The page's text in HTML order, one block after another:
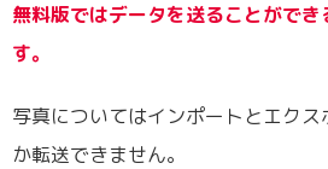
無料版ではデータを送ることがで
す。
写真についてはインポートとエク
か転送できません。